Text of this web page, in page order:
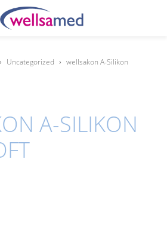
› Uncategorized › wellsakon A-Silikon
A-SILIKON